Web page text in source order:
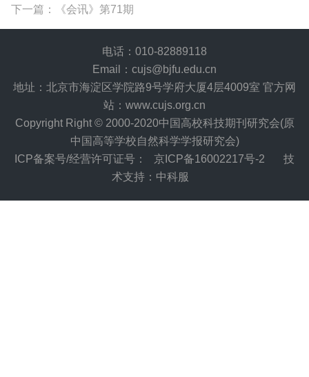
下一篇：《会讯》第71期
电话：010-82889118
Email：cujs@bjfu.edu.cn
地址：北京市海淀区学院路9号学府大厦4层4009室 官方网
站：www.cujs.org.cn
Copyright Right © 2000-2020中国高校科技期刊研究会(原
中国高等学校自然科学学报研究会)
ICP备案号/经营许可证号：
京ICP备16002217号-2
技
术支持：中科服